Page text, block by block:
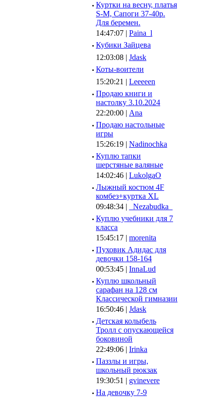
· Куртки на весну, платья
S-M, Сапоги 37-40р.
Для беремен.
14:47:07 | Paina_l
· Кубики Зайцева
12:03:08 | Jdask
· Коты-воители
15:20:21 | Leeeeen
· Продаю книги и
настолку 3.10.2024
22:20:00 | Ana
· Продаю настольные
игры
15:26:19 | Nadinochka
· Куплю тапки
шерстяные валяные
14:02:46 | LukolgaO
· Лыжный костюм 4F
комбез+куртка XL
09:48:34 |
_Nezabudka_
· Куплю учебники для 7
класса
15:45:17 | morenita
· Пуховик Адидас для
девочки 158-164
00:53:45 | InnaLud
· Куплю школьный
сарафан на 128 см
Классической гимназии
16:50:46 | Jdask
· Детская колыбель
Тролл с опускающейся
боковиной
22:49:06 | Irinka
· Паззлы и игры,
школьный рюкзак
19:30:51 | gvinevere
· Hа девочку 7-9